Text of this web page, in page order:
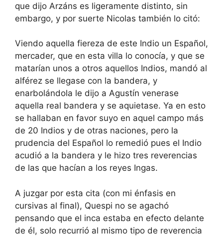
que dijo Arzáns es ligeramente distinto, sin
embargo, y por suerte Nicolas también lo citó:
Viendo aquella fiereza de este Indio un Español,
mercader, que en esta villa lo conocía, y que se
matarían unos a otros aquellos Indios, mandó al
alférez se llegase con la bandera, y
enarbolándola le dijo a Agustín venerase
aquella real bandera y se aquietase. Ya en esto
se hallaban en favor suyo en aquel campo más
de 20 Indios y de otras naciones, pero la
prudencia del Español lo remedió pues el Indio
acudió a la bandera y le hizo tres reverencias
de las que hacían a los reyes Ingas.
A juzgar por esta cita (con mi énfasis en
cursivas al final), Quespi no se agachó
pensando que el inca estaba en efecto delante
de él, solo recurrió al mismo tipo de reverencia